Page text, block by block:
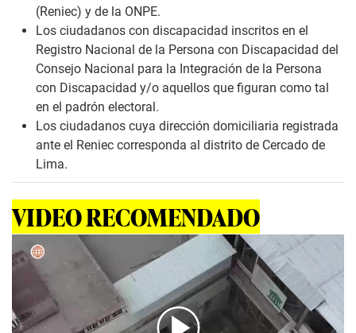
(Reniec) y de la ONPE.
Los ciudadanos con discapacidad inscritos en el
Registro Nacional de la Persona con Discapacidad del
Consejo Nacional para la Integración de la Persona
con Discapacidad y/o aquellos que figuran como tal
en el padrón electoral.
Los ciudadanos cuya dirección domiciliaria registrada
ante el Reniec corresponda al distrito de Cercado de
Lima.
VIDEO RECOMENDADO